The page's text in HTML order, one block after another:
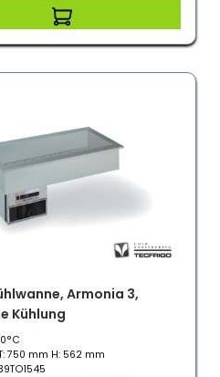
Armonia 3,
Kühlung
750 mm H: 562 mm